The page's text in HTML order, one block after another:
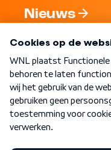
Nieuws
Nieuwsbrief
Word Lid